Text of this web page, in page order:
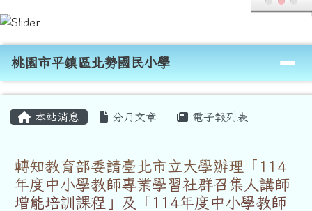
跳至主內容區
桃園市平鎮區北勢國民小學
導覽列
桃園市平鎮區北勢國民小學
本站消息 分月文章 電子報列表
轉知教育部委請臺北市立大學辦理「114
年度中小學教師專業學習社群召集人講師
增能培訓課程」及「114年度中小學教師